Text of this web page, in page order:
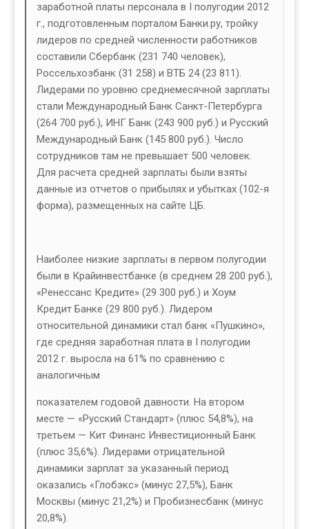
заработной платы персонала в I полугодии 2012
г., подготовленным порталом Банки.ру, тройку
лидеров по средней численности работников
составили Сбербанк (231 740 человек),
Россельхозбанк (31 258) и ВТБ 24 (23 811).
Лидерами по уровню среднемесячной зарплаты
стали Международный Банк Санкт-Петербурга
(264 700 руб.), ИНГ Банк (243 900 руб.) и Русский
Международный Банк (145 800 руб.). Число
сотрудников там не превышает 500 человек.
Для расчета средней зарплаты были взяты
данные из отчетов о прибылях и убытках (102-я
форма), размещенных на сайте ЦБ.
Наиболее низкие зарплаты в первом полугодии
были в Крайинвестбанке (в среднем 28 200 руб.),
«Ренессанс Кредите» (29 300 руб.) и Хоум
Кредит Банке (29 800 руб.). Лидером
относительной динамики стал банк «Пушкино»,
где средняя заработная плата в I полугодии
2012 г. выросла на 61% по сравнению с
аналогичным
показателем годовой давности. На втором
месте — «Русский Стандарт» (плюс 54,8%), на
третьем — Кит Финанс Инвестиционный Банк
(плюс 35,6%). Лидерами отрицательной
динамики зарплат за указанный период
оказались «Глобэкс» (минус 27,5%), Банк
Москвы (минус 21,2%) и Пробизнесбанк (минус
20,8%).